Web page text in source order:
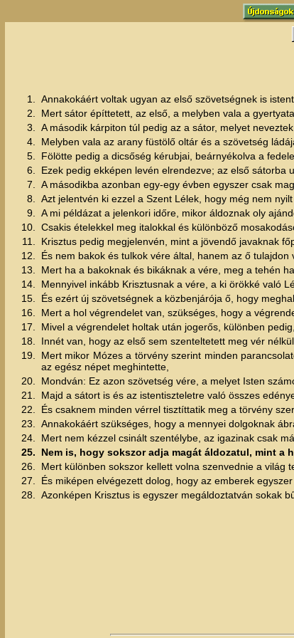
1.
Annakokáért voltak ugyan az első szövetségnek is
2.
Mert sátor építtetett, az első, a melyben vala a
3.
A második kárpiton túl pedig az a sátor, melyet
4.
Melyben vala az arany füstölő oltár és a szövetség
5.
Fölötte pedig a dicsőség kérubjai, beárnyékolva a
6.
Ezek pedig ekképen levén elrendezve; az első sátorba
7.
A másodikba azonban egy-egy évben egyszer csak
8.
Azt jelentvén ki ezzel a Szent Lélek, hogy még nem
9.
A mi példázat a jelenkori időre, mikor áldoznak oly
10.
Csakis ételekkel meg italokkal és különböző
11.
Krisztus pedig megjelenvén, mint a jövendő javaknak
12.
És nem bakok és tulkok vére által, hanem az ő
13.
Mert ha a bakoknak és bikáknak a vére, meg a tehén
14.
Mennyivel inkább Krisztusnak a vére, a ki örökké való
15.
És ezért új szövetségnek a közbenjárója ő, hogy
16.
Mert a hol végrendelet van, szükséges, hogy a
17.
Mivel a végrendelet holtak után jogerős, különben
18.
Innét van, hogy az első sem szenteltetett meg vér nélkül.
19.
Mert mikor Mózes a törvény szerint minden
az egész népet meghintette,
20.
Mondván: Ez azon szövetség vére, a melyet Isten
21.
Majd a sátort is és az istentiszteletre való összes
22.
És csaknem minden vérrel tisztíttatik meg a törvény
23.
Annakokáért szükséges, hogy a mennyei dolgoknak
24.
Mert nem kézzel csinált szentélybe, az igazinak csak
25.
Nem is, hogy sokszor adja magát áldozatul, mint a
26.
Mert különben sokszor kellett volna szenvednie a világ
27.
És miképen elvégezett dolog, hogy az emberek
28.
Azonképen Krisztus is egyszer megáldoztatván sokak